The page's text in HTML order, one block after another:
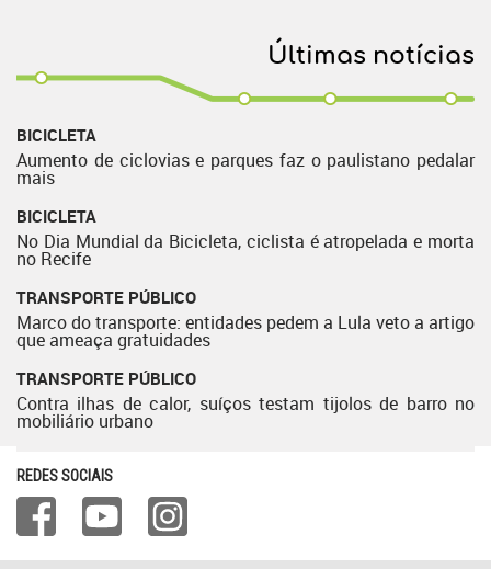
Últimas notícias
BICICLETA
Aumento de ciclovias e parques faz o paulistano pedalar
mais
BICICLETA
No Dia Mundial da Bicicleta, ciclista é atropelada e morta
no Recife
TRANSPORTE PÚBLICO
Marco do transporte: entidades pedem a Lula veto a artigo
que ameaça gratuidades
TRANSPORTE PÚBLICO
Contra ilhas de calor, suíços testam tijolos de barro no
mobiliário urbano
REDES SOCIAIS